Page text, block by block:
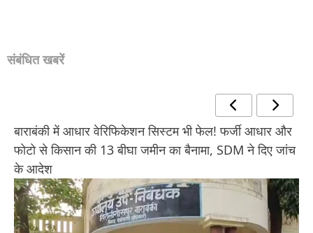
संबंधित खबरें
बाराबंकी में आधार वेरिफिकेशन सिस्टम भी फेल! फर्जी आधार और
फोटो से किसान की 13 बीघा जमीन का बैनामा, SDM ने दिए जांच
के आदेश